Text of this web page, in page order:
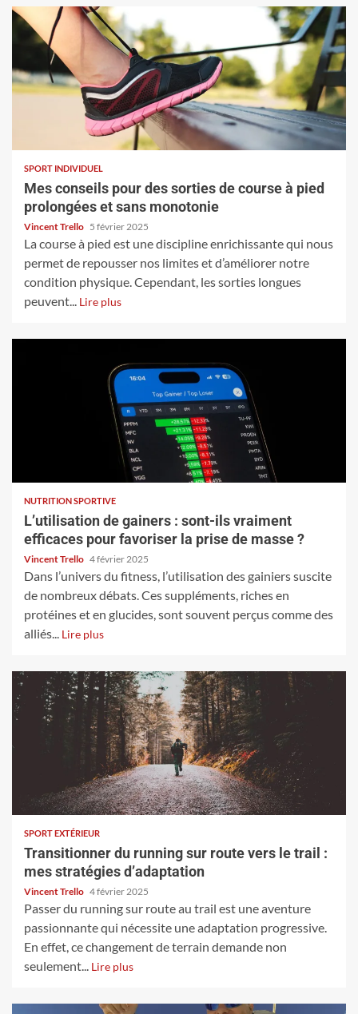
SPORT INDIVIDUEL
Mes conseils pour des sorties de course à pied
prolongées et sans monotonie
Vincent Trello 5 février 2025
La course à pied est une discipline enrichissante qui nous
permet de repousser nos limites et d’améliorer notre
condition physique. Cependant, les sorties longues
peuvent... Lire plus
NUTRITION SPORTIVE
L’utilisation de gainers : sont-ils vraiment
efficaces pour favoriser la prise de masse ?
Vincent Trello 4 février 2025
Dans l’univers du fitness, l’utilisation des gainiers suscite
de nombreux débats. Ces suppléments, riches en
protéines et en glucides, sont souvent perçus comme des
alliés... Lire plus
SPORT EXTÉRIEUR
Transitionner du running sur route vers le trail :
mes stratégies d’adaptation
Vincent Trello 4 février 2025
Passer du running sur route au trail est une aventure
passionnante qui nécessite une adaptation progressive.
En effet, ce changement de terrain demande non
seulement... Lire plus